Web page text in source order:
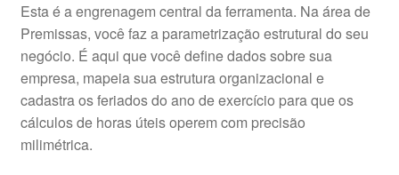
Esta é a engrenagem central da ferramenta. Na área de
Premissas, você faz a parametrização estrutural do seu
negócio. É aqui que você define dados sobre sua
empresa, mapeia sua estrutura organizacional e
cadastra os feriados do ano de exercício para que os
cálculos de horas úteis operem com precisão
milimétrica.